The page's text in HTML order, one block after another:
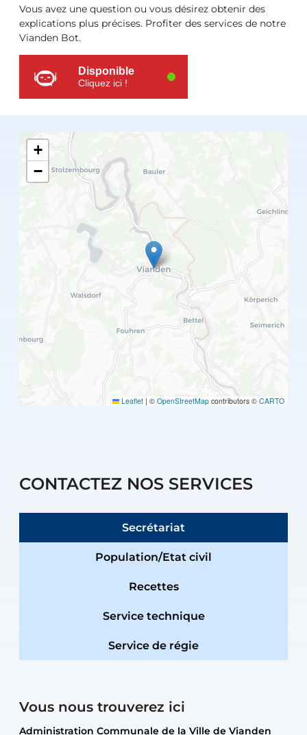
supplémentaires
Vous avez une question ou vous désirez obtenir des
explications plus précises. Profiter des services de notre
Vianden Bot.
Disponible
Cliquez ici !
+
−
Leaflet | © OpenStreetMap contributors © CARTO
CONTACTEZ NOS SERVICES
Secrétariat
Population/Etat civil
Recettes
Service technique
Service de régie
Vous nous trouverez ici
Administration Communale de la Ville de Vianden
Administration Communale de la Ville de Vianden
Administration Communale de la Ville de Vianden
Administration Communale de la Ville de Vianden
Atelier Communal de la Ville de Vianden